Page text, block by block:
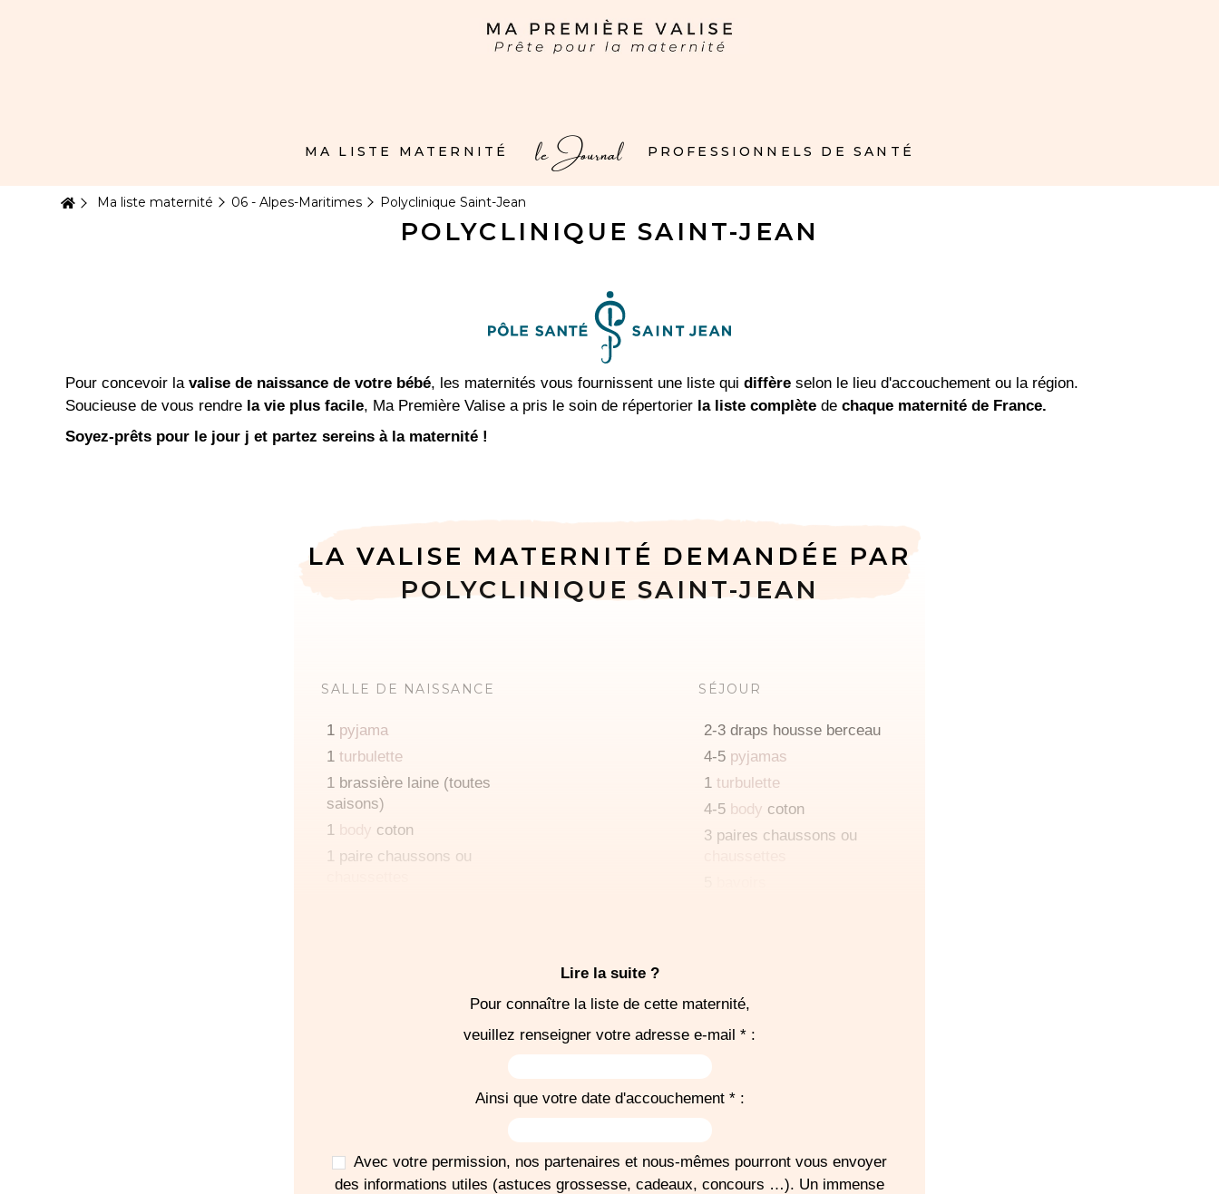
MA LISTE MATERNITÉ le Journal PROFESSIONNELS DE SANTÉ
Ma liste maternité 06 - Alpes-Maritimes Polyclinique Saint-Jean
POLYCLINIQUE SAINT-JEAN
Pour concevoir lavalise de naissance de votre bébé, les maternités vous fournissent une liste quidiffère selon le lieu d'accouchement ou la région.
Soucieuse de vous rendre la vie plus facile, Ma Première Valise a pris le soin de répertorier la liste complète dechaque maternité de France.
Soyez-prêts pour le jour j et partez sereins à la maternité !
Lire la suite ?
Pour connaître la liste de cette maternité,
veuillez renseigner votre adresse e-mail * :
Ainsi que votre date d'accouchement * :
Avec votre permission, nos partenaires et nous-mêmes pourront vous envoyer
des informations utiles (astuces grossesse, cadeaux, concours …). Un immense
LA VALISE MATERNITÉ DEMANDÉE PAR
POLYCLINIQUE SAINT-JEAN
SALLE DE NAISSANCE
1 pyjama
1 turbulette
1 brassière laine (toutes
saisons)
1
body coton
1 paire chaussons ou
1éres 24H seulement)
d'accouchement
SÉJOUR
2-3 draps housse berceau
4-5 pyjamas
1 turbulette
4-5 body coton
3 paires chaussons ou
1 thermomètre électronique
(voie rectale)
2
Liniment oléo-calcaire
-
Pour la sortie, prévoir un siège-
auto dos à la route